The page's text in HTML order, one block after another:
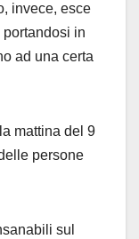
invece, esce
portandosi in
ad una certa
mattina del 9
persone
sul